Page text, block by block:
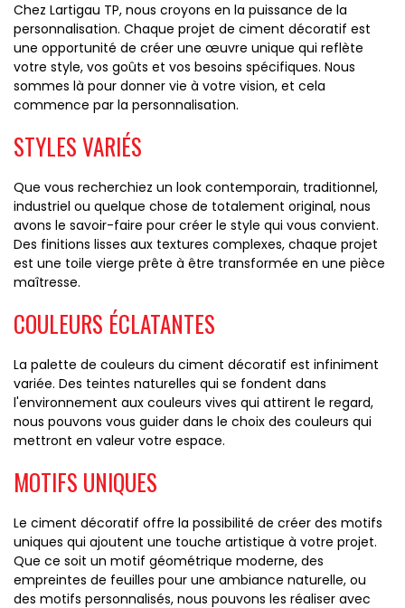
Chez Lartigau TP, nous croyons en la puissance de la
personnalisation. Chaque projet de ciment décoratif est
une opportunité de créer une œuvre unique qui reflète
votre style, vos goûts et vos besoins spécifiques. Nous
sommes là pour donner vie à votre vision, et cela
commence par la personnalisation.
STYLES VARIÉS
Que vous recherchiez un look contemporain, traditionnel,
industriel ou quelque chose de totalement original, nous
avons le savoir-faire pour créer le style qui vous convient.
Des finitions lisses aux textures complexes, chaque projet
est une toile vierge prête à être transformée en une pièce
maîtresse.
COULEURS ÉCLATANTES
La palette de couleurs du ciment décoratif est infiniment
variée. Des teintes naturelles qui se fondent dans
l'environnement aux couleurs vives qui attirent le regard,
nous pouvons vous guider dans le choix des couleurs qui
mettront en valeur votre espace.
MOTIFS UNIQUES
Le ciment décoratif offre la possibilité de créer des motifs
uniques qui ajoutent une touche artistique à votre projet.
Que ce soit un motif géométrique moderne, des
empreintes de feuilles pour une ambiance naturelle, ou
des motifs personnalisés, nous pouvons les réaliser avec